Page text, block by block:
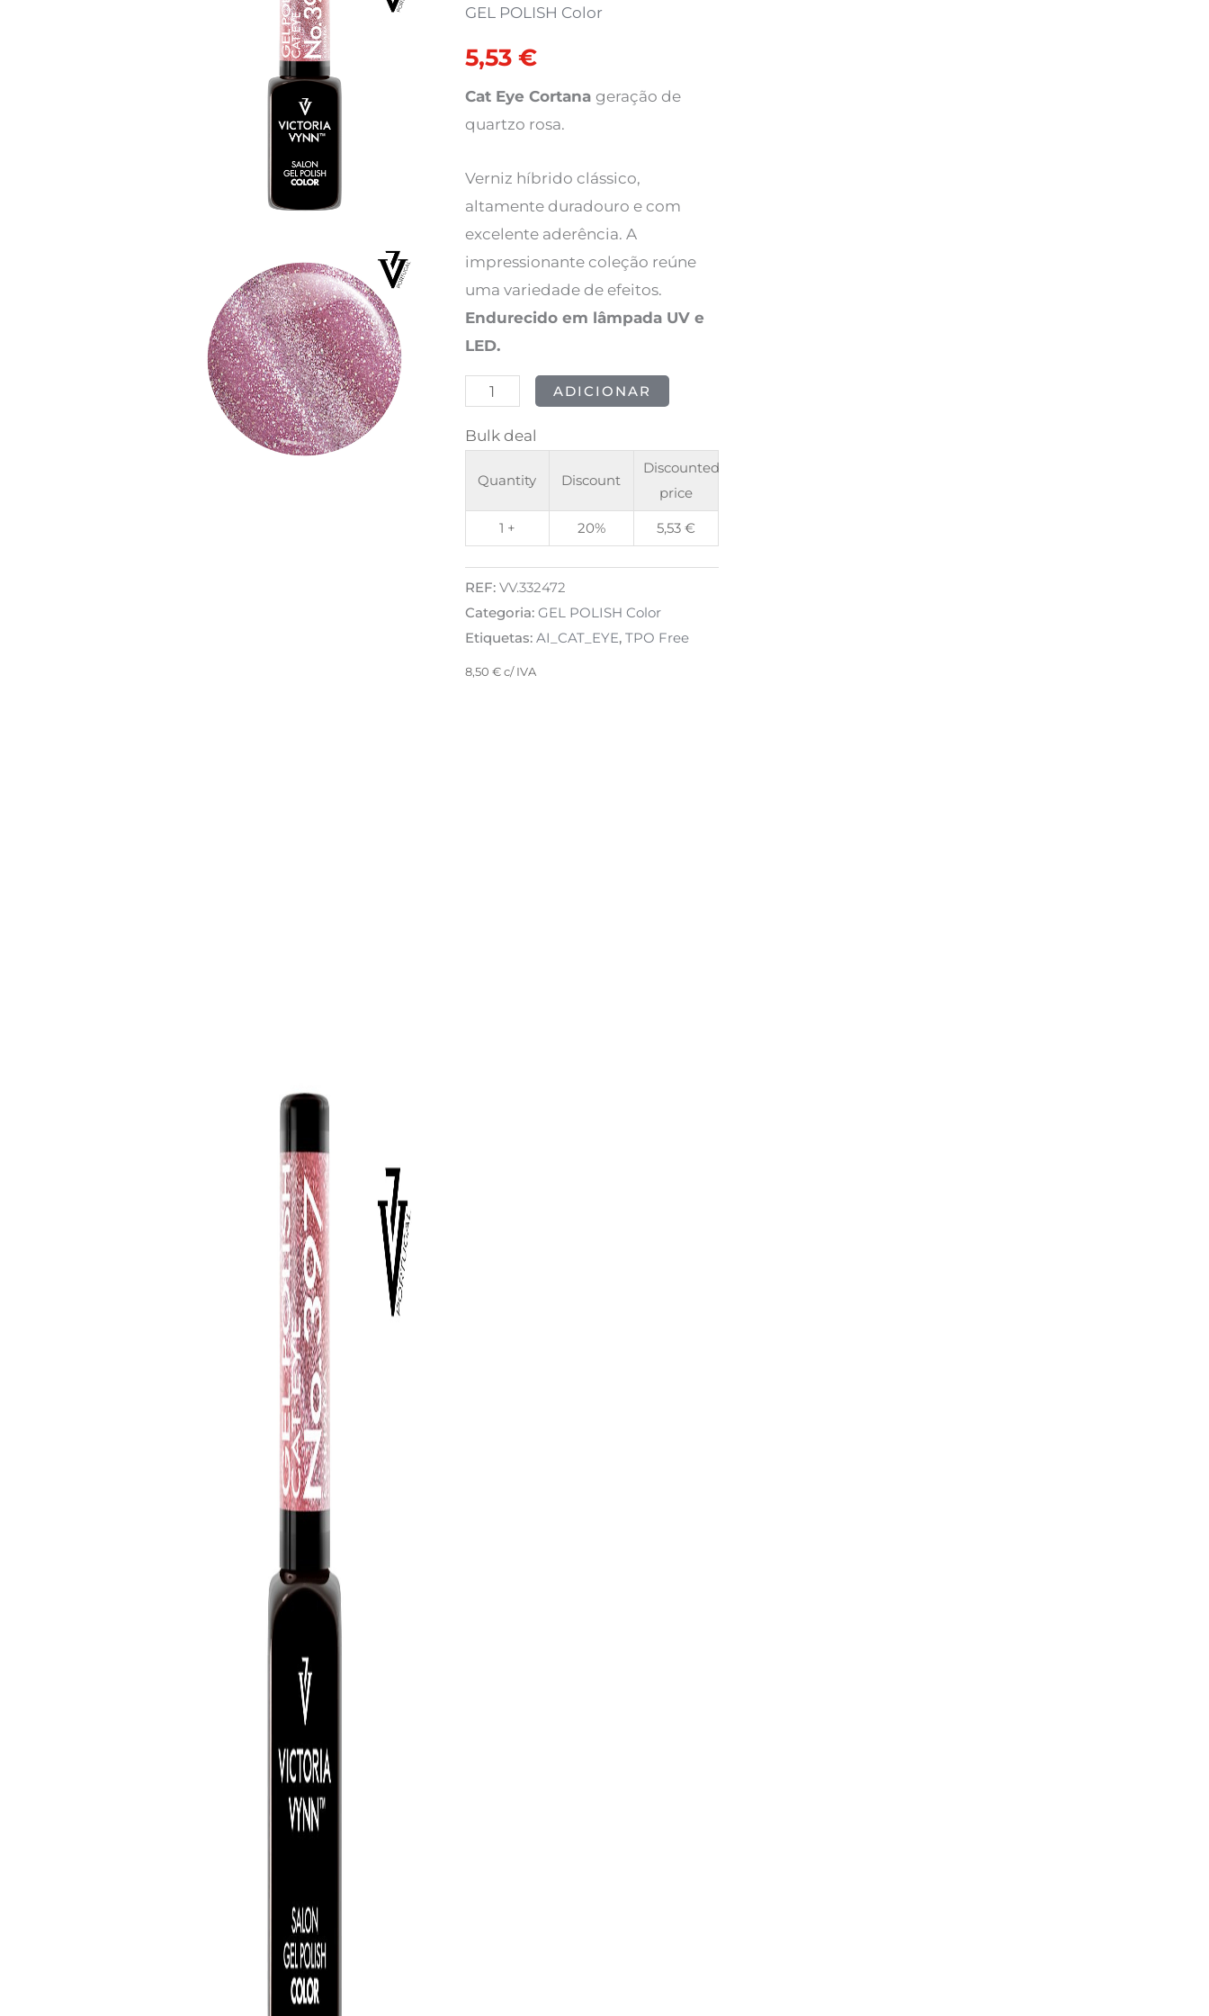
GEL POLISH Color
original
era:
6,91 €.
5,53 €
atual
é:
5,53 €.
Cat Eye Cortana geração de
quartzo rosa.
Verniz híbrido clássico,
altamente duradouro e com
excelente aderência. A
impressionante coleção reúne
uma variedade de efeitos.
Endurecido em lâmpada UV e
LED.
POLISH
Cat
Eye
Cortana
ADICIONAR
Bulk deal
Quantity Discount
Discounted
price
1 + 20% 5,53 €
REF: VV.332472
Categoria: GEL POLISH Color
Etiquetas: AI_CAT_EYE, TPO Free
8,50 €c/ IVA